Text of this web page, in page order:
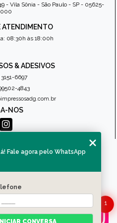
- Vila Sônia - São Paulo - SP - 05625-
000
ATENDIMENTO
08:30h às 18:00h
& ADESIVOS
3151-6697
4843
NOS
SOMOS
DO SITE
1
Fale agora pelo WhatsApp
INICIAR CONVERSA